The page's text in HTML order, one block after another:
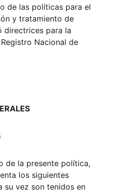
de las políticas para el
y tratamiento de
directrices para la
Nacional de
de la presente política,
los siguientes
su vez son tenidos en